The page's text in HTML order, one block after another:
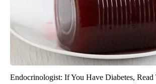
Endocrinologist: If You Have Diabetes,